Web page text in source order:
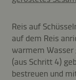
Reis auf
auf dem Reis
warmem Wasser
(aus Schritt 4)
bestreuen und